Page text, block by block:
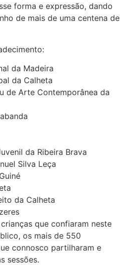
forma e expressão, dando
de mais de uma centena de
da Madeira
da Calheta
de Arte Contemporânea da
da Ribeira Brava
Silva Leça
da Calheta
que confiaram neste
os mais de 550
connosco partilharam e
sessões.